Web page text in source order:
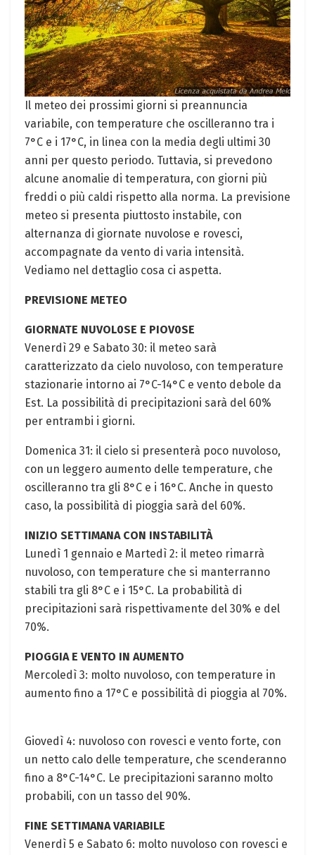
Il ⁢meteo dei prossimi giorni ​si preannuncia
variabile, con temperature⁤ che oscilleranno tra i
7°C e i ⁤17°C, in linea‌ con la media degli ultimi 30
anni per questo periodo. Tuttavia,⁤ si prevedono
alcune anomalie di temperatura, con giorni più
freddi o più caldi rispetto alla norma. La previsione
meteo ⁣si presenta piuttosto instabile, con
‌alternanza di giornate nuvolose e rovesci,
accompagnate da vento di varia intensità.
Vediamo‌ nel dettaglio cosa ci aspetta.
PREVISIONE METEO
GIORNATE ‌NUVOL0SE E PIOV0SE
Venerdì 29 e ‌Sabato 30: il meteo sarà
caratterizzato ⁣da cielo nuvoloso, con temperature⁣
stazionarie intorno ai 7°C-14°C e vento debole da
Est. ⁣La possibilità di precipitazioni⁣ sarà del 60%
per entrambi i giorni.
Domenica ⁤31: il⁤ cielo si presenterà poco nuvoloso,
⁤con un leggero aumento delle temperature, che
oscilleranno tra gli 8°C e ‍i 16°C. Anche in questo⁣
caso, la​ possibilità di pioggia sarà del 60%.
INIZIO SETTIMANA CON INSTABILITÀ
Lunedì 1 gennaio​ e Martedì 2: ⁣il meteo rimarrà⁤
nuvoloso, con temperature che‌ si ​manterranno
stabili tra gli 8°C e i 15°C. La probabilità ‌di
precipitazioni sarà rispettivamente⁣ del 30% e ​del
70%.
PIOGGIA E VENTO⁤ IN AUMENTO
Mercoledì⁢ 3: molto nuvoloso, con temperature in
aumento fino a 17°C e possibilità di pioggia al 70%.
Giovedì 4: nuvoloso con rovesci e vento forte, con
un netto calo delle temperature, che scenderanno
fino a 8°C-14°C.⁤ Le precipitazioni saranno molto
⁣probabili,‌ con un tasso del 90%.
FINE SETTIMANA VARIABILE
Venerdì 5 e Sabato 6: molto nuvoloso⁣ con rovesci e